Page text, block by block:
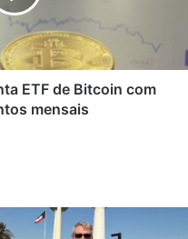
ETF de Bitcoin com
mensais